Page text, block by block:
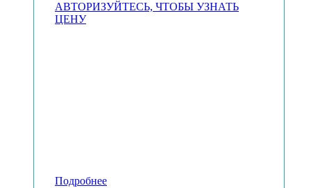
АВТОРИЗУЙТЕСЬ, ЧТОБЫ УЗНАТЬ
ЦЕНУ
Подробнее